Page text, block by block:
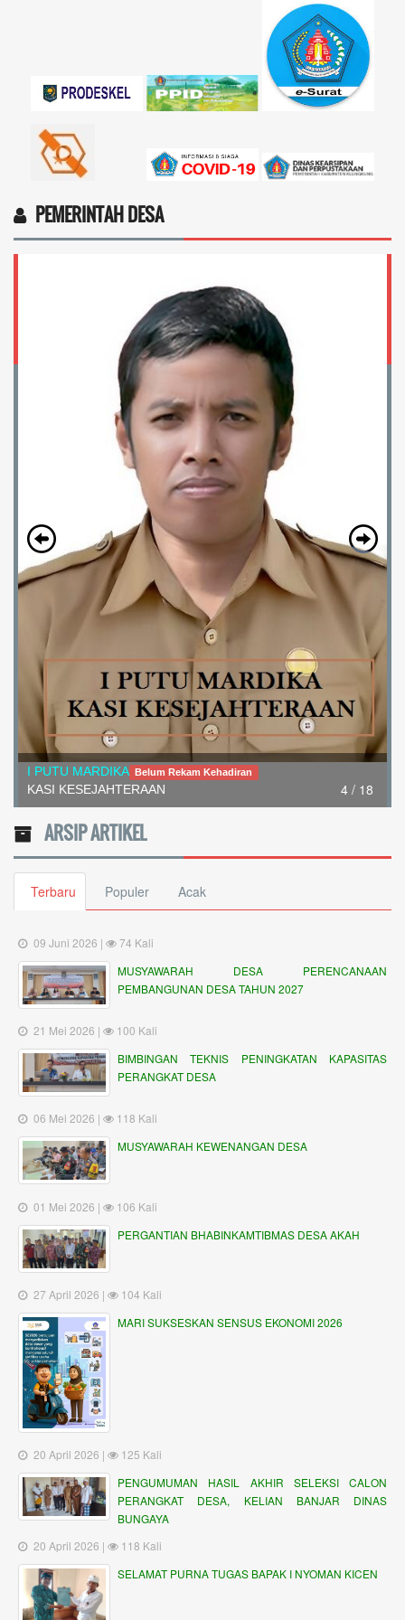
PEMERINTAH DESA
4 / 18
I PUTU MARDIKA Belum Rekam Kehadiran
KASI KESEJAHTERAAN
ARSIP ARTIKEL
Terbaru Populer Acak
09 Juni 2026 |
74 Kali
MUSYAWARAH DESA PERENCANAAN
PEMBANGUNAN DESA TAHUN 2027
21 Mei 2026 |
100 Kali
BIMBINGAN TEKNIS PENINGKATAN KAPASITAS
PERANGKAT DESA
06 Mei 2026 |
118 Kali
MUSYAWARAH KEWENANGAN DESA
01 Mei 2026 |
106 Kali
PERGANTIAN BHABINKAMTIBMAS DESA AKAH
27 April 2026 |
104 Kali
MARI SUKSESKAN SENSUS EKONOMI 2026
20 April 2026 |
125 Kali
PENGUMUMAN HASIL AKHIR SELEKSI CALON
PERANGKAT DESA, KELIAN BANJAR DINAS
BUNGAYA
20 April 2026 |
118 Kali
SELAMAT PURNA TUGAS BAPAK I NYOMAN KICEN